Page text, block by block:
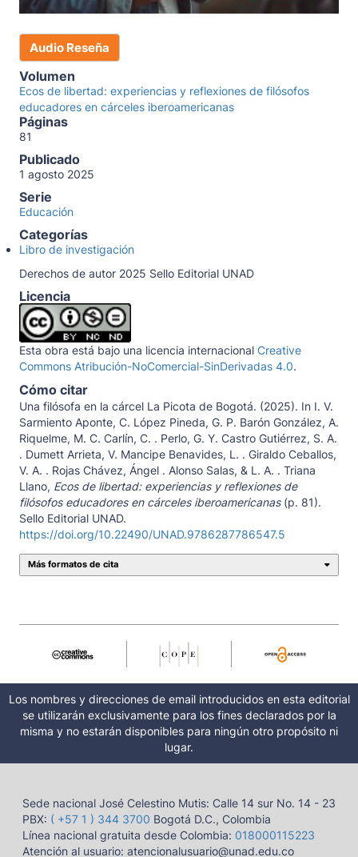
Audio Reseña
Volumen
Ecos de libertad: experiencias y reflexiones de filósofos
educadores en cárceles iberoamericanas
Páginas
81
Publicado
1 agosto 2025
Serie
Educación
Categorías
Libro de investigación
Derechos de autor 2025 Sello Editorial UNAD
Licencia
Esta obra está bajo una licencia internacional Creative
Commons Atribución-NoComercial-SinDerivadas 4.0.
Cómo citar
Una filósofa en la cárcel La Picota de Bogotá. (2025). In I. V.
Sarmiento Aponte, C. López Pineda, G. P. Barón González, A.
Riquelme, M. C. Carlín, C. . Perlo, G. Y. Castro Gutiérrez, S. A.
. Dumett Arrieta, V. Mancipe Benavides, L. . Giraldo Ceballos,
V. A. . Rojas Chávez, Ángel . Alonso Salas, & L. A. . Triana
Llano, Ecos de libertad: experiencias y reflexiones de
filósofos educadores en cárceles iberoamericanas(p. 81).
Sello Editorial UNAD.
https://doi.org/10.22490/UNAD.9786287786547.5
Más formatos de cita
Los nombres y direcciones de email introducidos en esta editorial
se utilizarán exclusivamente para los fines declarados por la
misma y no estarán disponibles para ningún otro propósito ni
lugar.
Sede nacional José Celestino Mutis: Calle 14 sur No. 14 - 23
PBX: ( +57 1 ) 344 3700 Bogotá D.C., Colombia
Línea nacional gratuita desde Colombia: 018000115223
Atención al usuario: atencionalusuario@unad.edu.co